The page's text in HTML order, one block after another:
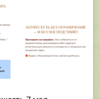
7 мая